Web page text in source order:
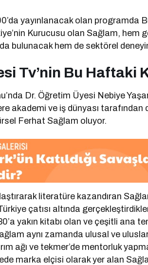
yayınlanacak olan programda
Kurucusu olan Sağlam, hem
bulunacak hem de sektörel
Tv’nin Bu Haftaki
Dr. Öğretim Üyesi Nebiye
akademi ve iş dünyası tarafından
Ferhat Sağlam oluyor.
literatüre kazandıran
çatısı altında
yakın kitabı olan ve çeşitli ana
aynı zamanda ulusal ve
ağı ve tekmer’de mentorluk
marka elçisi olarak yer alan